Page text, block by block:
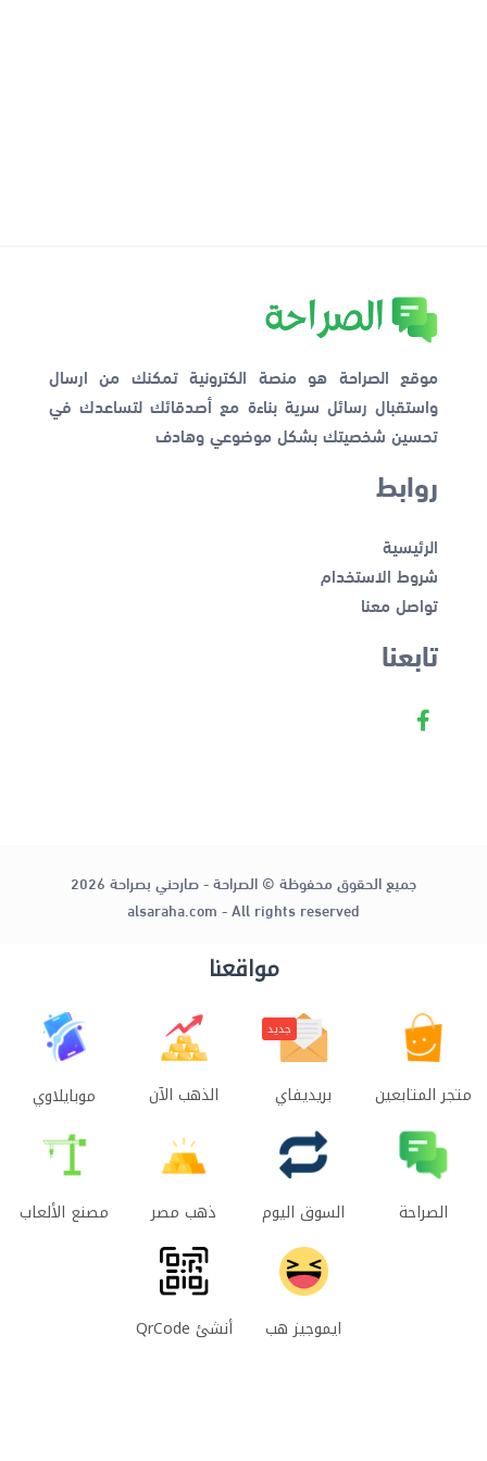
موقع الصراحة هو منصة الكترونية تمكنك من ارسال
واستقبال رسائل سرية بناءة مع أصدقائك لتساعدك في
تحسين شخصيتك بشكل موضوعي وهادف
روابط
الرئيسية
شروط الاستخدام
تواصل معنا
تابعنا
جميع الحقوق محفوظة © الصراحة - صارحني بصراحة 2026
alsaraha.com - All rights reserved